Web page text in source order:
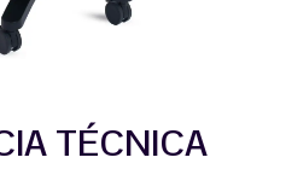
TÉCNICA